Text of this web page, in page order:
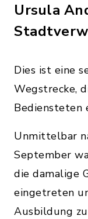
Ursula
Dies ist eine
Wegstrecke,
Bediensteten
Unmittelbar
September
die damalige
eingetreten
Ausbildung